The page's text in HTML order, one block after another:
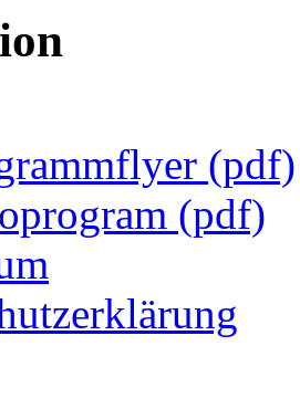
(pdf)
(pdf)